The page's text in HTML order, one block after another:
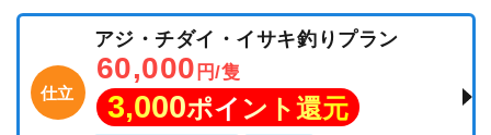
仕立
アジ・チダイ・イサキ釣りプラン
60,000 円/隻
3,000ポイント還元